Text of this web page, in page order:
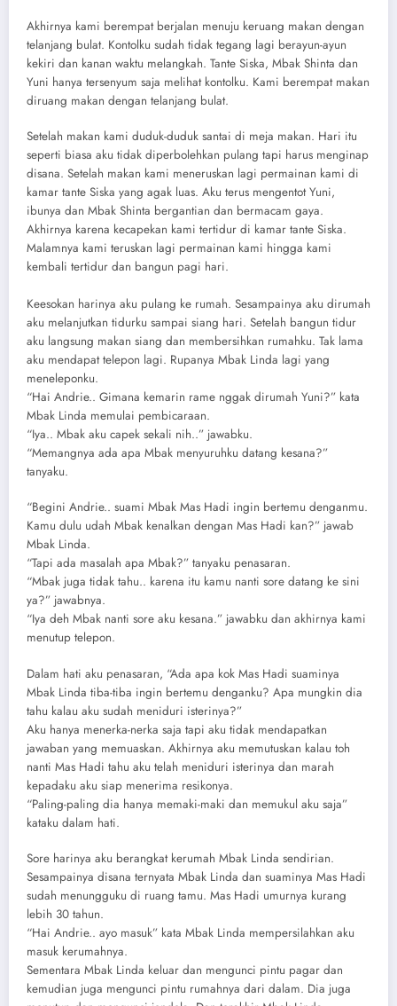
Akhirnya kami berempat berjalan menuju keruang makan dengan
telanjang bulat. Kontolku sudah tidak tegang lagi berayun-ayun
kekiri dan kanan waktu melangkah. Tante Siska, Mbak Shinta dan
Yuni hanya tersenyum saja melihat kontolku. Kami berempat makan
diruang makan dengan telanjang bulat.
Setelah makan kami duduk-duduk santai di meja makan. Hari itu
seperti biasa aku tidak diperbolehkan pulang tapi harus menginap
disana. Setelah makan kami meneruskan lagi permainan kami di
kamar tante Siska yang agak luas. Aku terus mengentot Yuni,
ibunya dan Mbak Shinta bergantian dan bermacam gaya.
Akhirnya karena kecapekan kami tertidur di kamar tante Siska.
Malamnya kami teruskan lagi permainan kami hingga kami
kembali tertidur dan bangun pagi hari.
Keesokan harinya aku pulang ke rumah. Sesampainya aku dirumah
aku melanjutkan tidurku sampai siang hari. Setelah bangun tidur
aku langsung makan siang dan membersihkan rumahku. Tak lama
aku mendapat telepon lagi. Rupanya Mbak Linda lagi yang
meneleponku.
“Hai Andrie.. Gimana kemarin rame nggak dirumah Yuni?” kata
Mbak Linda memulai pembicaraan.
“Iya.. Mbak aku capek sekali nih..” jawabku.
“Memangnya ada apa Mbak menyuruhku datang kesana?”
tanyaku.
“Begini Andrie.. suami Mbak Mas Hadi ingin bertemu denganmu.
Kamu dulu udah Mbak kenalkan dengan Mas Hadi kan?” jawab
Mbak Linda.
“Tapi ada masalah apa Mbak?” tanyaku penasaran.
“Mbak juga tidak tahu.. karena itu kamu nanti sore datang ke sini
ya?” jawabnya.
“Iya deh Mbak nanti sore aku kesana.” jawabku dan akhirnya kami
menutup telepon.
Dalam hati aku penasaran, “Ada apa kok Mas Hadi suaminya
Mbak Linda tiba-tiba ingin bertemu denganku? Apa mungkin dia
tahu kalau aku sudah meniduri isterinya?”
Aku hanya menerka-nerka saja tapi aku tidak mendapatkan
jawaban yang memuaskan. Akhirnya aku memutuskan kalau toh
nanti Mas Hadi tahu aku telah meniduri isterinya dan marah
kepadaku aku siap menerima resikonya.
“Paling-paling dia hanya memaki-maki dan memukul aku saja”
kataku dalam hati.
Sore harinya aku berangkat kerumah Mbak Linda sendirian.
Sesampainya disana ternyata Mbak Linda dan suaminya Mas Hadi
sudah menungguku di ruang tamu. Mas Hadi umurnya kurang
lebih 30 tahun.
“Hai Andrie.. ayo masuk” kata Mbak Linda mempersilahkan aku
masuk kerumahnya.
Sementara Mbak Linda keluar dan mengunci pintu pagar dan
kemudian juga mengunci pintu rumahnya dari dalam. Dia juga